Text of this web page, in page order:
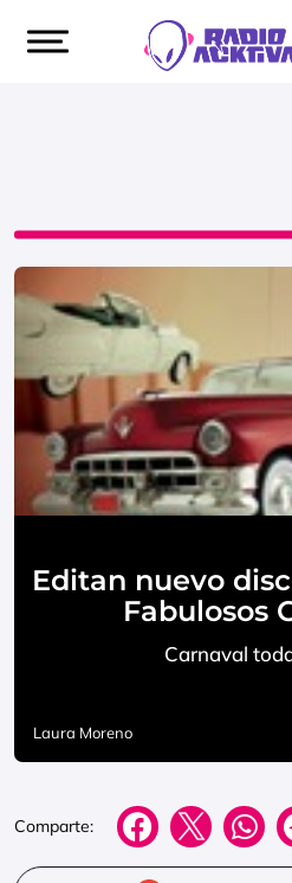
Editan nuevo
Fabulosos
Carnaval
Laura Moreno
Comparte: